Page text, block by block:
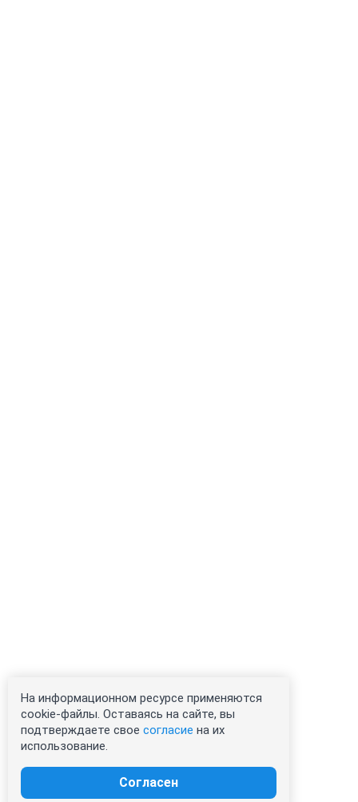
На информационном ресурсе применяются
cookie-файлы. Оставаясь на сайте, вы
подтверждаете свое согласие на их
использование.
Согласен